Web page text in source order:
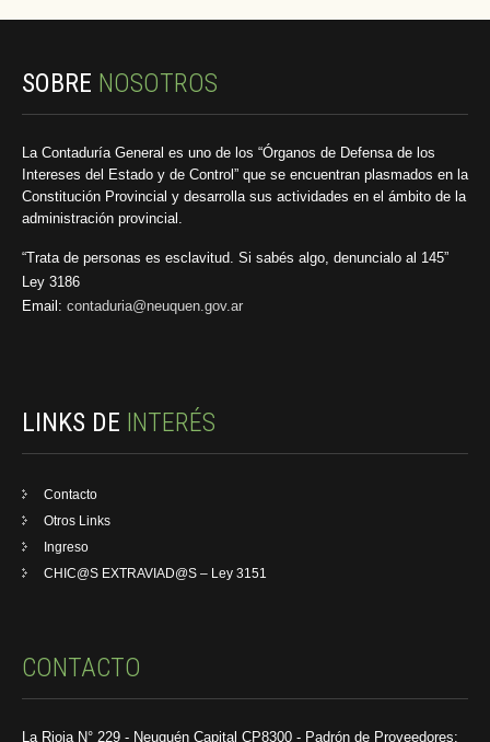
SOBRE NOSOTROS
La Contaduría General es uno de los “Órganos de Defensa de los
Intereses del Estado y de Control” que se encuentran plasmados en la
Constitución Provincial y desarrolla sus actividades en el ámbito de la
administración provincial.
“Trata de personas es esclavitud. Si sabés algo, denuncialo al 145”
Ley 3186
Email: contaduria@neuquen.gov.ar
LINKS DE INTERÉS
Contacto
Otros Links
Ingreso
CHIC@S EXTRAVIAD@S – Ley 3151
CONTACTO
La Rioja N° 229 - Neuquén Capital CP8300 - Padrón de Proveedores: